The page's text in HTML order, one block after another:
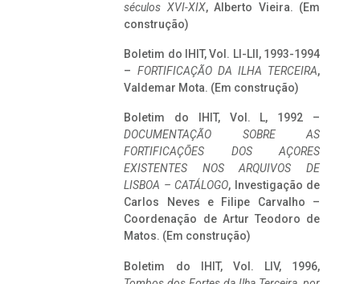
séculos XVI-XIX, Alberto Vieira. (Em
construção)
Boletim do IHIT, Vol. LI-LII, 1993-1994
– FORTIFICAÇÃO DA ILHA TERCEIRA,
Valdemar Mota. (Em construção)
Boletim do IHIT, Vol. L, 1992 –
DOCUMENTAÇÃO SOBRE AS
FORTIFICAÇÕES DOS AÇORES
EXISTENTES NOS ARQUIVOS DE
LISBOA – CATÁLOGO, Investigação de
Carlos Neves e Filipe Carvalho –
Coordenação de Artur Teodoro de
Matos. (Em construção)
Boletim do IHIT, Vol. LIV, 1996,